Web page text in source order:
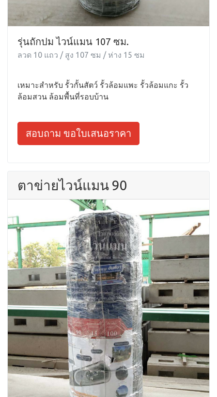
รุ่นถักปม ไวน์แมน 107 ซม.
ลวด 10 แถว / สูง 107 ซม / ห่าง 15 ซม
เหมาะสำหรับ รั้วกั้นสัตว์ รั้วล้อมแพะ รั้วล้อมแกะ รั้ว
ล้อมสวน ล้อมพื้นที่รอบบ้าน
สอบถาม ขอใบเสนอราคา
ตาข่ายไวน์แมน 90